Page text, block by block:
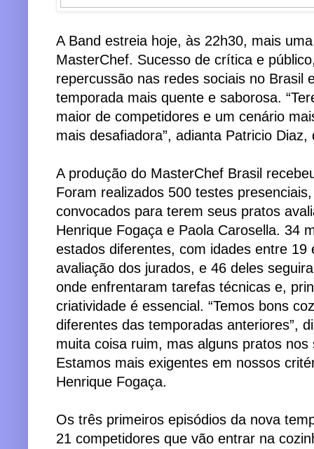
A Band estreia hoje, às 22h30, mais
MasterChef. Sucesso de crítica e
repercussão nas redes sociais no Brasil
temporada mais quente e saborosa.
maior de competidores e um cenário
mais desafiadora”, adianta Patricio
A produção do MasterChef Brasil
Foram realizados 500 testes
convocados para terem seus pratos
Henrique Fogaça e Paola Carosella. 34
estados diferentes, com idades entre 19
avaliação dos jurados, e 46 deles
onde enfrentaram tarefas técnicas e,
criatividade é essencial. “Temos bons
diferentes das temporadas anteriores”,
muita coisa ruim, mas alguns pratos
Estamos mais exigentes em nossos
Henrique Fogaça.
Os três primeiros episódios da nova
21 competidores que vão entrar na